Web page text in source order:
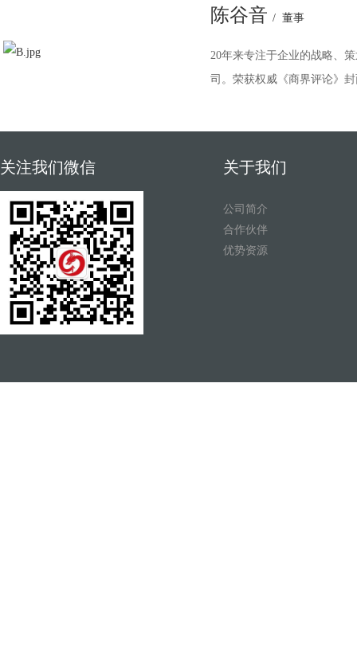
陈谷音 / 董事
20年来专注于企业的战略、
司。荣获权威《商界评论》
关注我们微信 关于我们
公司简介
合作伙伴
优势资源